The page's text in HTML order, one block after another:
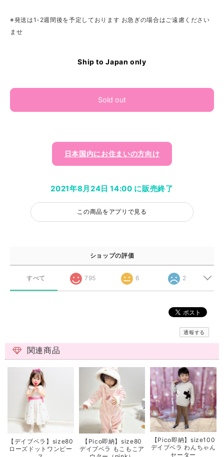
※発送は1-2週間後を予定しております お急ぎの場合はご遠慮ください
ませ
Ship to Japan only
Sold out
日本国内にお住まいの方向け
2021年8月24日 14:00 に販売終了
この商品をアプリで見る
ショップの評価
すべて 795 6 2
通報する
関連商品
【デイブベラ】size80
ローズドットワンピー
【Pico即納】size80
デイブベラ もこもこア
【Pico即納】size100
デイブベラ わんちゃん
セーター